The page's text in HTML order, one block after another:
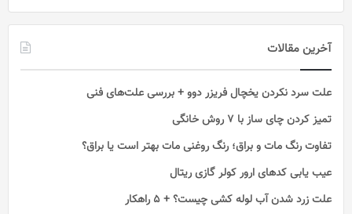
آخرین مقالات
علت سرد نکردن یخچال فریزر دوو + بررسی علت‌های فنی
تمیز کردن چای ساز با ۷ روش خانگی
تفاوت رنگ مات و براق؛ رنگ روغنی مات بهتر است یا براق؟
عیب یابی کدهای ارور کولر گازی ریتال
علت زرد شدن آب لوله کشی چیست؟ + 5 راهکار